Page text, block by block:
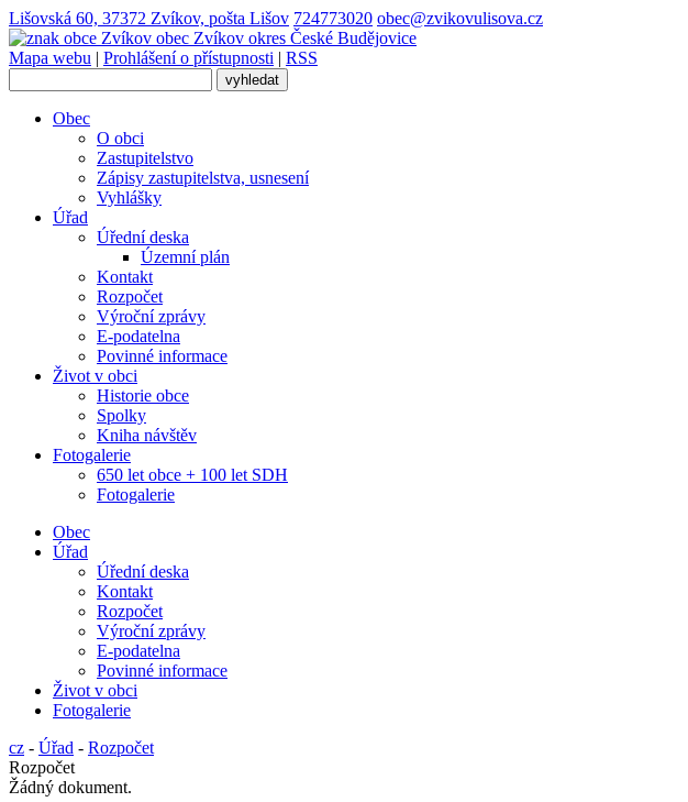
Lišovská 60, 37372 Zvíkov, pošta Lišov 724773020 obec@zvikovulisova.cz
obec Zvíkov okres České Budějovice
Mapa webu | Prohlášení o přístupnosti | RSS
Obec
O obci
Zastupitelstvo
Zápisy zastupitelstva, usnesení
Vyhlášky
Úřad
Úřední deska
Územní plán
Kontakt
Rozpočet
Výroční zprávy
E-podatelna
Povinné informace
Život v obci
Historie obce
Spolky
Kniha návštěv
Fotogalerie
650 let obce + 100 let SDH
Fotogalerie
Obec
Úřad
Úřední deska
Kontakt
Rozpočet
Výroční zprávy
E-podatelna
Povinné informace
Život v obci
Fotogalerie
cz - Úřad - Rozpočet
Rozpočet
Žádný dokument.